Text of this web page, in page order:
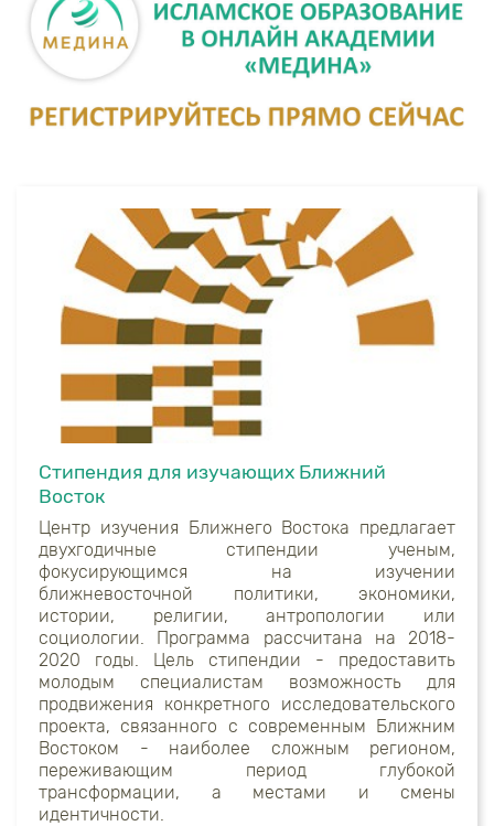
Стипендия для изучающих Ближний
Восток
Центр изучения Ближнего Востока предлагает
двухгодичные стипендии ученым,
фокусирующимся на изучении
ближневосточной политики, экономики,
истории, религии, антропологии или
социологии. Программа рассчитана на 2018-
2020 годы. Цель стипендии - предоставить
молодым специалистам возможность для
продвижения конкретного исследовательского
проекта, связанного с современным Ближним
Востоком - наиболее сложным регионом,
переживающим период глубокой
трансформации, а местами и смены
идентичности.